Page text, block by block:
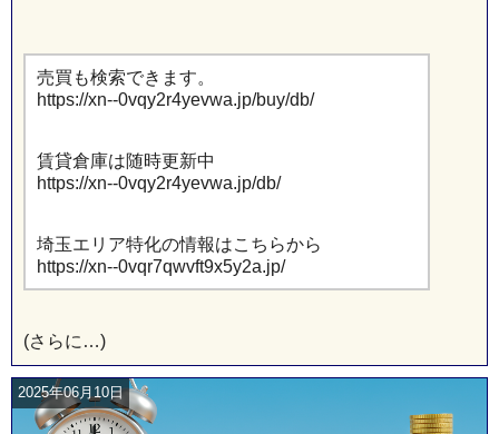
売買も検索できます。
https://xn--0vqy2r4yevwa.jp/buy/db/
賃貸倉庫は随時更新中
https://xn--0vqy2r4yevwa.jp/db/
埼玉エリア特化の情報はこちらから
https://xn--0vqr7qwvft9x5y2a.jp/
(さらに…)
2025年06月10日